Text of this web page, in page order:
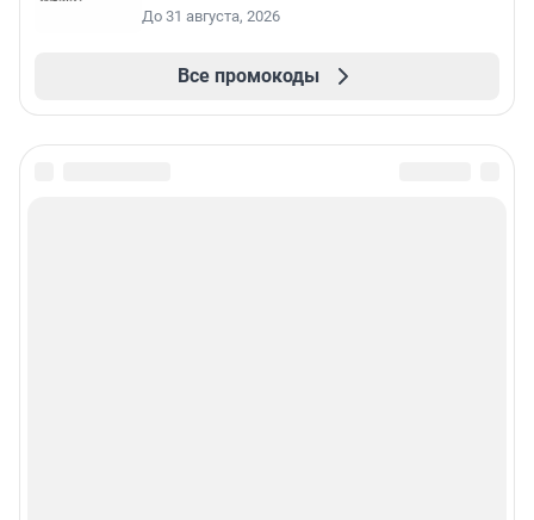
До 31 августа, 2026
Все промокоды